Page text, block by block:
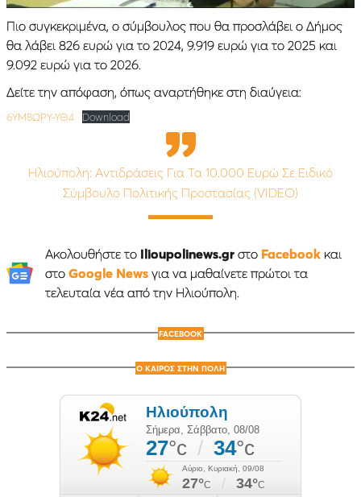
Πιο συγκεκριμένα, ο σύμβουλος που θα προσλάβει ο Δήμος
θα λάβει 826 ευρώ για το 2024, 9.919 ευρώ για το 2025 και
9.092 ευρώ για το 2026.
Δείτε την απόφαση, όπως αναρτήθηκε στη διαύγεια:
6ΥΜ8ΩΡΥ-ΥΘ4 Download
Ηλιούπολη: Αντιδράσεις Για Τα 10.000 Ευρώ Σε Ειδικό
Σύμβουλο Πολιτικής Προστασίας (VIDEO)
Ακολουθήστε το Ilioupolinews.grστο Facebookκαι
στο Google Newsγια να μαθαίνετε πρώτοι τα
τελευταία νέα από την Ηλιούπολη.
FACEBOOK
Ο ΚΑΙΡΟΣ ΣΤΗΝ ΠΟΛΗ